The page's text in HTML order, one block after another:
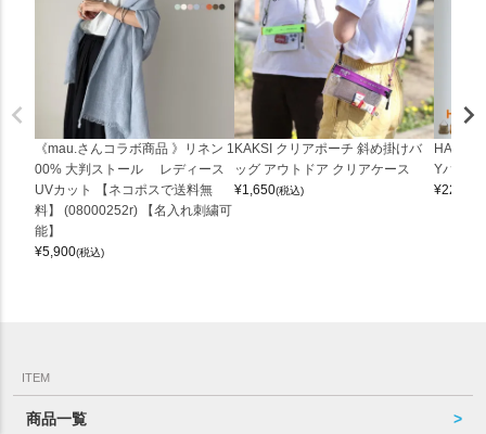
《mau.さんコラボ商品 》リネン 1
00% 大判ストール レディース
UVカット 【ネコポスで送料無
料】 (08000252r) 【名入れ刺繍可
能】
¥5,900(税込)
KAKSI クリアポーチ 斜め掛けバ
ッグ アウトドア クリアケース
¥1,650(税込)
Yバッグ
¥22,000
ITEM
商品一覧